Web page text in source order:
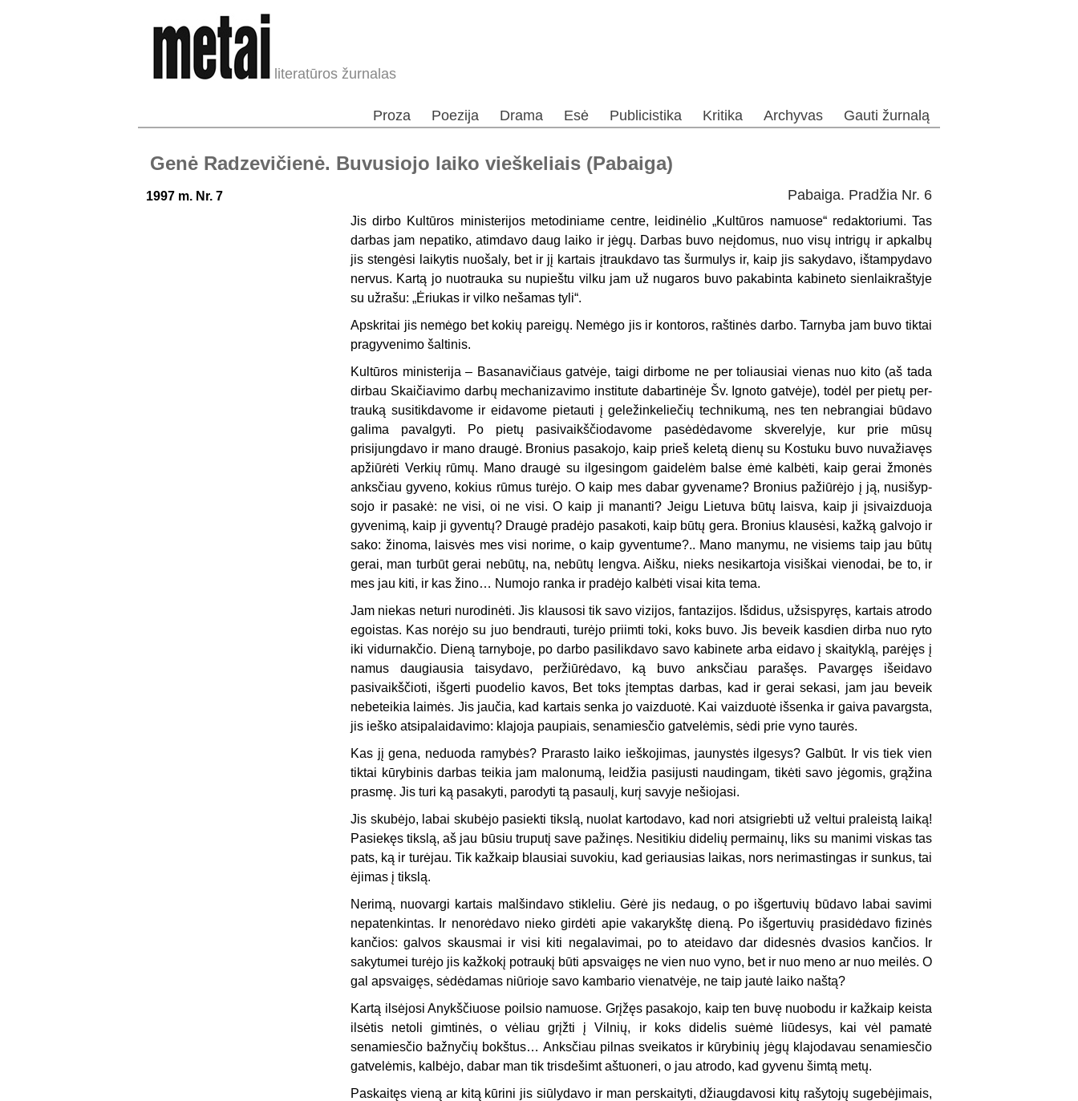
literatūros žurnalas
Proza Poezija Drama Esė Publicistika Kritika Archyvas Gauti žurnalą
Genė Radzevičienė. Buvusiojo laiko vieškeliais (Pabaiga)
1997 m. Nr. 7 Pabaiga. Pradžia Nr. 6
Jis dirbo Kultūros ministerijos metodiniame centre, leidinėlio „Kultūros namuose“ redaktoriumi. Tas
darbas jam nepatiko, atimdavo daug laiko ir jėgų. Darbas buvo neįdomus, nuo visų intrigų ir apkalbų
jis stengėsi laikytis nuošaly, bet ir jį kartais įtraukdavo tas šurmulys ir, kaip jis sakydavo, ištampydavo
nervus. Kartą jo nuotrauka su nupieštu vilku jam už nugaros buvo pakabinta kabineto sienlaikraštyje
su užrašu: „Ėriukas ir vilko nešamas tyli“.
Apskritai jis nemėgo bet kokių pareigų. Nemėgo jis ir kontoros, raštinės darbo. Tarnyba jam buvo tiktai
pragyvenimo šaltinis.
Kultūros ministerija – Basanavičiaus gatvėje, taigi dirbome ne per toliausiai vienas nuo kito (aš tada
dirbau Skaičiavimo darbų mechanizavimo institute dabartinėje Šv. Ignoto gatvėje), todėl per pietų per­
trauką susitikdavome ir eidavome pietauti į geležinkeliečių technikumą, nes ten nebrangiai būdavo
galima pavalgyti. Po pietų pasivaikščio­davome pasėdėdavome skverelyje, kur prie mūsų
prisijungdavo ir mano draugė. Bronius pasakojo, kaip prieš keletą dienų su Kostuku buvo nuvažiavęs
apžiūrėti Verkių rūmų. Mano draugė su ilgesingom gaidelėm balse ėmė kalbėti, kaip gerai žmonės
anksčiau gyveno, kokius rūmus turėjo. O kaip mes dabar gyvename? Bronius pažiūrėjo į ją, nusišyp­
sojo ir pasakė: ne visi, oi ne visi. O kaip ji mananti? Jeigu Lietuva būtų laisva, kaip ji įsivaizduoja
gyvenimą, kaip ji gyventų? Draugė pradėjo pasakoti, kaip būtų gera. Bronius klausėsi, kažką galvojo ir
sako: žinoma, laisvės mes visi norime, o kaip gyventume?.. Mano manymu, ne visiems taip jau būtų
gerai, man turbūt gerai nebūtų, na, nebūtų lengva. Aišku, nieks nesikartoja visiškai vienodai, be to, ir
mes jau kiti, ir kas žino… Numojo ranka ir pradėjo kalbėti visai kita tema.
Jam niekas neturi nurodinėti. Jis klausosi tik savo vizijos, fantazijos. Išdidus, užsispyręs, kartais atrodo
egoistas. Kas norėjo su juo bendrauti, turėjo priimti toki, koks buvo. Jis beveik kasdien dirba nuo ryto
iki vidur­nakčio. Dieną tarnyboje, po darbo pasilikdavo savo kabinete arba eidavo į skaityklą, parėjęs į
namus daugiausia taisydavo, peržiūrėdavo, ką buvo anksčiau parašęs. Pavargęs išeidavo
pasivaikščioti, išgerti puodelio kavos, Bet toks įtemptas darbas, kad ir gerai sekasi, jam jau beveik
nebeteikia laimės. Jis jaučia, kad kartais senka jo vaizduotė. Kai vaiz­duotė išsenka ir gaiva pavargsta,
jis ieško atsipalaidavimo: klajoja pa­upiais, senamiesčio gatvelėmis, sėdi prie vyno taurės.
Kas jį gena, neduoda ramybės? Prarasto laiko ieškojimas, jaunystės ilgesys? Galbūt. Ir vis tiek vien
tiktai kūrybinis darbas teikia jam ma­lonumą, leidžia pasijusti naudingam, tikėti savo jėgomis, grąžina
prasmę. Jis turi ką pasakyti, parodyti tą pasaulį, kurį savyje nešiojasi.
Jis skubėjo, labai skubėjo pasiekti tikslą, nuolat kartodavo, kad nori atsigriebti už veltui praleistą laiką!
Pasiekęs tikslą, aš jau būsiu truputį save pažinęs. Nesitikiu didelių permainų, liks su manimi viskas tas
pats, ką ir turėjau. Tik kažkaip blausiai suvokiu, kad geriausias laikas, nors nerimastingas ir sunkus, tai
ėjimas į tikslą.
Nerimą, nuovargi kartais malšindavo stikleliu. Gėrė jis nedaug, o po išgertuvių būdavo labai savimi
nepatenkintas. Ir nenorėdavo nieko girdėti apie vakarykštę dieną. Po išgertuvių prasidėdavo fizinės
kančios: galvos skausmai ir visi kiti negalavimai, po to ateidavo dar didesnės dvasios kančios. Ir
sakytumei turėjo jis kažkokį potraukį būti apsvaigęs ne vien nuo vyno, bet ir nuo meno ar nuo meilės. O
gal apsvaigęs, sėdė­damas niūrioje savo kambario vienatvėje, ne taip jautė laiko naštą?
Kartą ilsėjosi Anykščiuose poilsio namuose. Grįžęs pasakojo, kaip ten buvę nuobodu ir kažkaip keista
ilsėtis netoli gimtinės, o vėliau grįžti į Vilnių, ir koks didelis suėmė liūdesys, kai vėl pamatė
senamiesčio bažnyčių bokštus… Anksčiau pilnas sveikatos ir kūrybinių jėgų klajodavau senamiesčio
gatvelėmis, kalbėjo, dabar man tik trisdešimt aštuoneri, o jau atrodo, kad gyvenu šimtą metų.
Paskaitęs vieną ar kitą kūrini jis siūlydavo ir man perskaityti, džiaug­davosi kitų rašytojų sugebėjimais,